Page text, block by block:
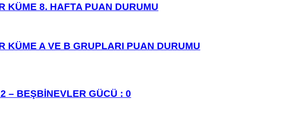
KÜME 8. HAFTA PUAN DURUMU
KÜME A VE B GRUPLARI PUAN DURUMU
– BEŞBİNEVLER GÜCÜ : 0